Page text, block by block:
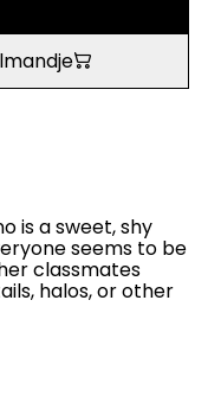
is a sweet, shy
seems to be
classmates
halos, or other